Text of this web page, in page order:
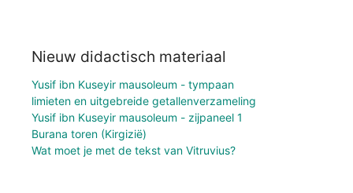
Nieuw didactisch materiaal
Yusif ibn Kuseyir mausoleum - tympaan
limieten en uitgebreide getallenverzameling
Yusif ibn Kuseyir mausoleum - zijpaneel 1
Burana toren (Kirgizië)
Wat moet je met de tekst van Vitruvius?